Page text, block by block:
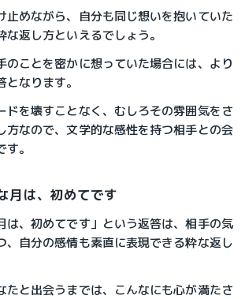
止めながら、自分も同じ想いを抱いていた
返し方といえるでしょう。
のことを密かに想っていた場合には、より
なります。
ドを壊すことなく、むしろその雰囲気をさ
方なので、文学的な感性を持つ相手との会
。
月は、初めてです
は、初めてです」という返答は、相手の気
、自分の感情も素直に表現できる粋な返し
たと出会うまでは、こんなにも心が満たさ